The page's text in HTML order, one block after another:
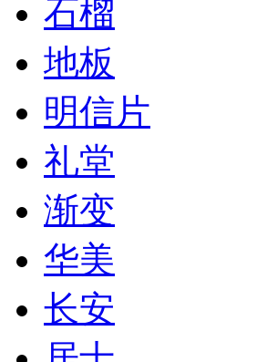
石榴
地板
明信片
礼堂
渐变
华美
长安